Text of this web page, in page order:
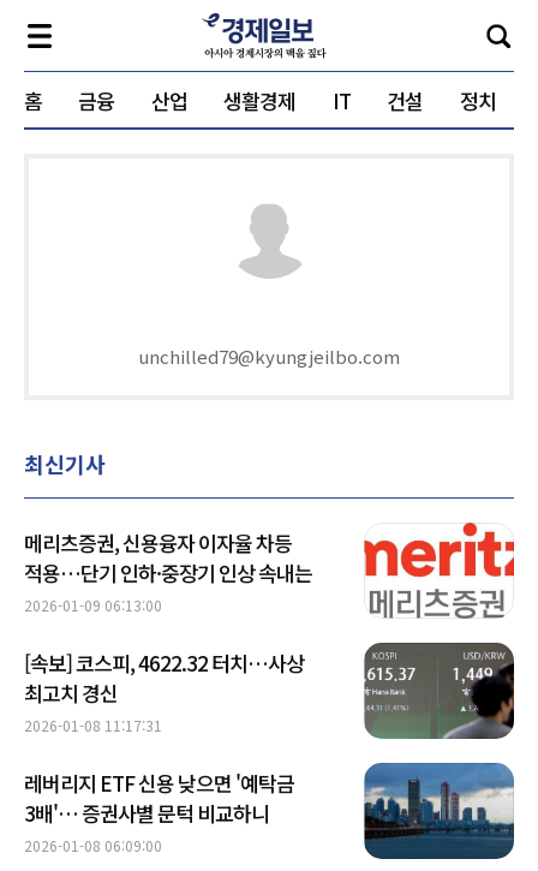
홈 금융 산업 생활경제 IT 건설 정치
unchilled79@kyungjeilbo.com
최신기사
메리츠증권, 신용융자 이자율 차등
적용…단기 인하·중장기 인상 속내는
2026-01-09 06:13:00
[속보] 코스피, 4622.32 터치…사상
최고치 경신
2026-01-08 11:17:31
레버리지 ETF 신용 낮으면 '예탁금
3배'… 증권사별 문턱 비교하니
2026-01-08 06:09:00